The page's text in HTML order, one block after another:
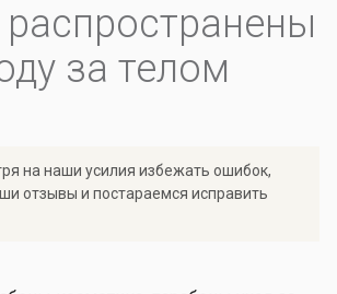
за телом
на наши усилия избежать ошибок,
отзывы и постараемся исправить